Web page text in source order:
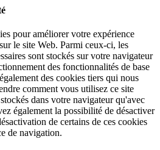
pour améliorer votre expérience
le site Web. Parmi ceux-ci, les
sont stockés sur votre navigateur
des fonctionnalités de base
des cookies tiers qui nous
comment vous utilisez ce site
dans votre navigateur qu'avec
également la possibilité de désactiver
de certains de ces cookies
de navigation.